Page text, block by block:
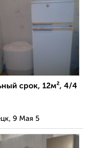
срок, 12м², 4/4
9 Мая 5